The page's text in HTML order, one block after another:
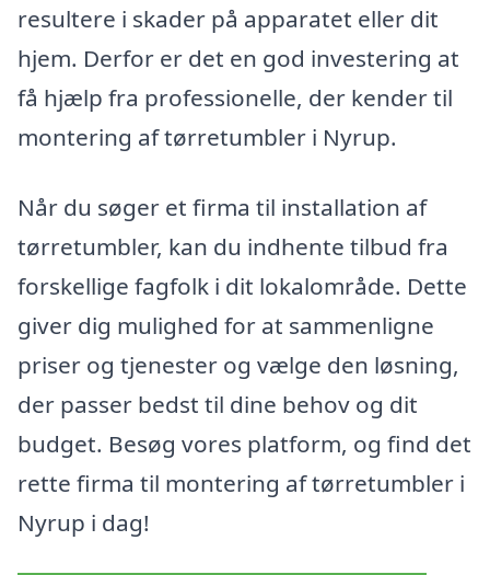
resultere i skader på apparatet eller dit
hjem. Derfor er det en god investering at
få hjælp fra professionelle, der kender til
montering af tørretumbler i Nyrup.
Når du søger et firma til installation af
tørretumbler, kan du indhente tilbud fra
forskellige fagfolk i dit lokalområde. Dette
giver dig mulighed for at sammenligne
priser og tjenester og vælge den løsning,
der passer bedst til dine behov og dit
budget. Besøg vores platform, og find det
rette firma til montering af tørretumbler i
Nyrup i dag!